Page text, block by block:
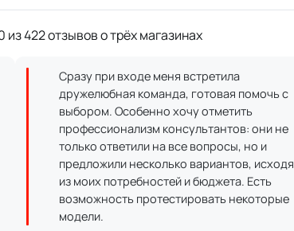
из 422 отзывов о трёх магазинах
Сразу при входе меня встретила
дружелюбная команда, готовая помочь с
выбором. Особенно хочу отметить
профессионализм консультантов: они не
только ответили на все вопросы, но и
предложили несколько вариантов, исходя
из моих потребностей и бюджета. Есть
возможность протестировать некоторые
модели.